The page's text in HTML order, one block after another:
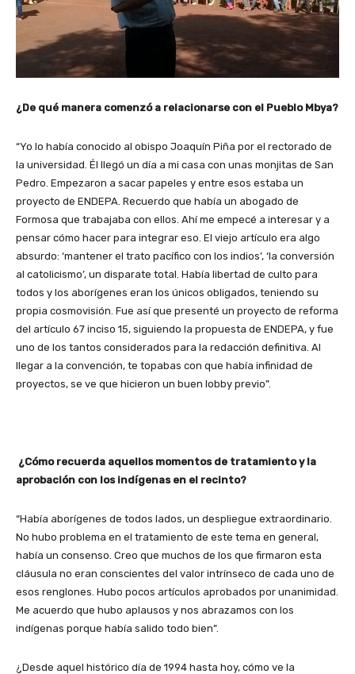
¿De qué manera comenzó a relacionarse con el Pueblo Mbya?
“Yo lo había conocido al obispo Joaquín Piña por el rectorado de
la universidad. Él llegó un día a mi casa con unas monjitas de San
Pedro. Empezaron a sacar papeles y entre esos estaba un
proyecto de ENDEPA. Recuerdo que había un abogado de
Formosa que trabajaba con ellos. Ahí me empecé a interesar y a
pensar cómo hacer para integrar eso. El viejo artículo era algo
absurdo: ‘mantener el trato pacífico con los indios’, ‘la conversión
al catolicismo’, un disparate total. Había libertad de culto para
todos y los aborígenes eran los únicos obligados, teniendo su
propia cosmovisión. Fue así que presenté un proyecto de reforma
del artículo 67 inciso 15, siguiendo la propuesta de ENDEPA, y fue
uno de los tantos considerados para la redacción definitiva. Al
llegar a la convención, te topabas con que había infinidad de
proyectos, se ve que hicieron un buen lobby previo”.
¿Cómo recuerda aquellos momentos de tratamiento y la
aprobación con los indígenas en el recinto?
“Había aborígenes de todos lados, un despliegue extraordinario.
No hubo problema en el tratamiento de este tema en general,
había un consenso. Creo que muchos de los que firmaron esta
cláusula no eran conscientes del valor intrínseco de cada uno de
esos renglones. Hubo pocos artículos aprobados por unanimidad.
Me acuerdo que hubo aplausos y nos abrazamos con los
indígenas porque había salido todo bien”.
¿Desde aquel histórico día de 1994 hasta hoy, cómo ve la